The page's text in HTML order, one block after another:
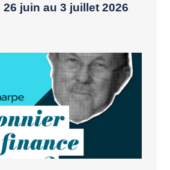
juin au 3 juillet 2026